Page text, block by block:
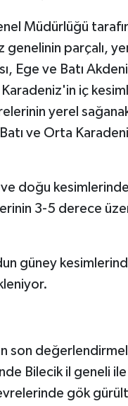
Müdürlüğü
parçalı,
Ege ve Batı
iç
yerel
ve Orta
doğu
3-5 derece
güney
son
Bilecik il geneli
gök